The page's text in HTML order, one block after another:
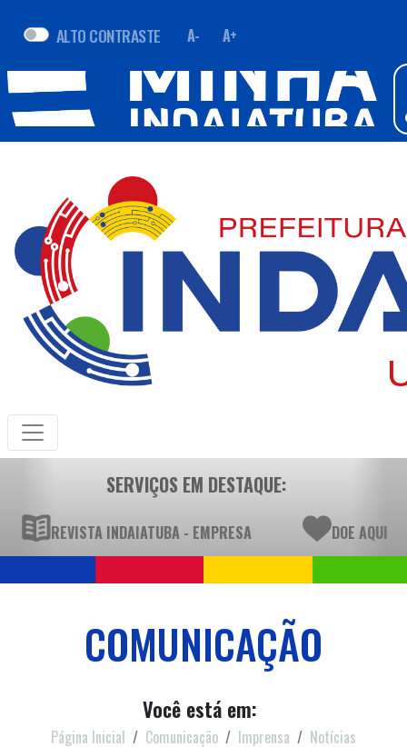
ALTO CONTRASTE A- A+
SERVIÇOS EM DESTAQUE:
REVISTA INDAIATUBA - EMPRESA DOE AQUI
COMUNICAÇÃO
Você está em:
Página Inicial Comunicação Imprensa Notícias